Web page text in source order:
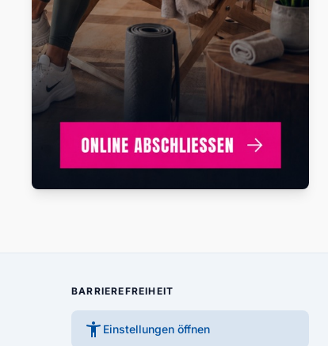
BARRIEREFREIHEIT
accessibility_new Einstellungen öffnen